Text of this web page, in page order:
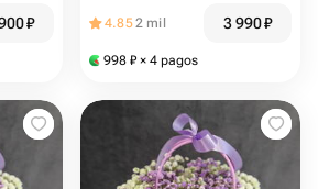
₽ 4.852 mil 3 990₽
998 ₽ × 4 pagos